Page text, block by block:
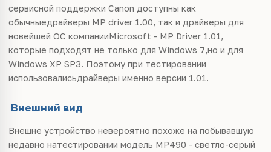
сервисной поддержки Canon доступны как
обычныедрайверы MP driver 1.00, так и драйверы для
новейшей ОС компанииMicrosoft - MP Driver 1.01,
которые подходят не только для Windows 7,но и для
Windows XP SP3. Поэтому при тестировании
использовалисьдрайверы именно версии 1.01.
Внешний вид
Внешне устройство невероятно похоже на побывавшую
недавно натестировании модель MP490 - светло-серый